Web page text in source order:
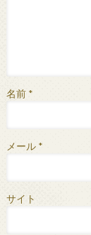
名前 *
メール *
サイト